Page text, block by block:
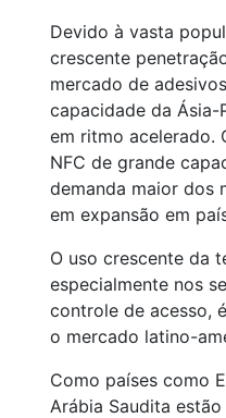
Devido à vasta
crescente
mercado de
capacidade da
em ritmo acelerado.
NFC de grande
demanda maior dos
em expansão em
O uso crescente da
especialmente nos
controle de acesso,
o mercado latino-
Como países como
Arábia Saudita